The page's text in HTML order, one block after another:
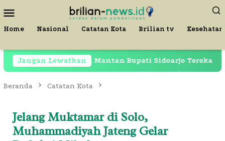
ke
kontenMobile
Home Nasional Catatan Kota Brilian tv Kesehatan
Jangan Lewatkan
Dipenjara, Mantan Bupati Sidoarjo Terekam di
Beranda Catatan Kota
Jelang Muktamar di Solo,
Muhammadiyah Jateng Gelar